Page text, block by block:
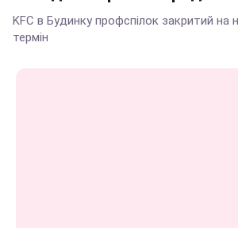
KFC в Будинку профспілок закритий на
термін